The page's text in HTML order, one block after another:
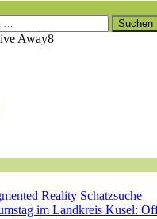
Away8
Reality Schatzsuche
im Landkreis Kusel: